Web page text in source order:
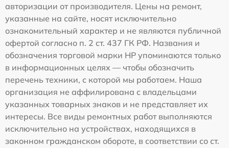
авторизации от производителя. Цены на ремонт,
указанные на сайте, носят исключительно
ознакомительный характер и не являются публичной
офертой согласно п. 2 ст. 437 ГК РФ. Названия и
обозначения торговой марки HP упоминаются только
в информационных целях — чтобы обозначить
перечень техники, с которой мы работаем. Наша
организация не аффилирована с владельцами
указанных товарных знаков и не представляет их
интересы. Все виды ремонтных работ выполняются
исключительно на устройствах, находящихся в
законном гражданском обороте, в соответствии со ст.